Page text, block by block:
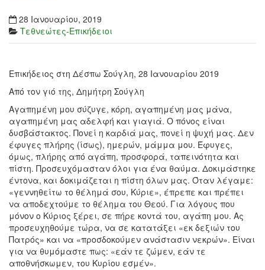
28 Ιανουαρίου, 2019
Τεθνεώτες-Επικήδειοι
Επικήδειος στη Δέσπω Σούγλη, 28 Ιανουαρίου 2019
Από τον γιό της, Δημήτρη Σούγλη
Αγαπημένη μου σύζυγε, κόρη, αγαπημένη μας μάνα,
αγαπημένη μας αδελφή και γιαγιά. Ο πόνος είναι
δυσβάστακτος. Πονεί η καρδιά μας, πονεί η ψυχή μας. Δεν
έφυγες πλήρης (ίσως), ημερών, μάμμα μου. Έφυγες,
όμως, πλήρης από αγάπη, προσφορά, ταπεινότητα και
πίστη. Προσευχόμασταν όλοι για ένα θαύμα. Δοκιμάστηκε
έντονα, και δοκιμάζεται η πίστη όλων μας. Όταν λέγαμε:
«γεννηθείτω το θέλημά σου, Κύριε», έπρεπε και πρέπει
να αποδεχτούμε το θέλημα του Θεού. Για λόγους που
μόνον ο Κύριος ξέρει, σε πήρε κοντά του, αγάπη μου. Ας
προσευχηθούμε τώρα, να σε κατατάξει «εκ δεξιών του
Πατρός» και να «προσδοκούμεν ανάστασιν νεκρών». Είναι
για να θυμόμαστε πως: «εάν τε ζώμεν, εάν τε
αποθνήσκωμεν, του Κυρίου εσμέν».